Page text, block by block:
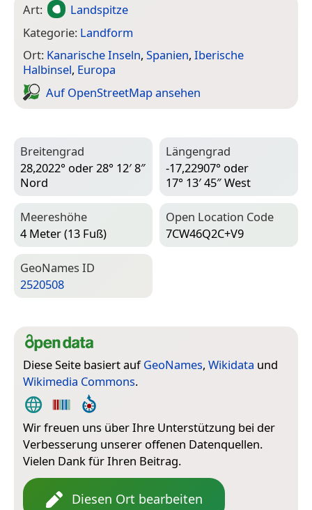
Art:
Landspitze
Kategorie: Landform
Ort: Kanarische Inseln, Spanien, Iberische
Halbinsel, Europa
Auf Open­Street­Map ansehen
Breitengrad
28,2022° oder 28° 12′ 8″
Nord
Längengrad
-17,22907° oder
17° 13′ 45″ West
Meereshöhe
4 Meter (13 Fuß)
Open Location Code
7CW46Q2C+V9
Geo­Names ID
2520508
Diese Seite basiert aufGeoNames, Wikidata und
Wikimedia Commons.
Wir freuen uns über Ihre Unterstützung bei der
Verbesserung unserer offenen Datenquellen.
Vielen Dank für Ihren Beitrag.
Diesen Ort bearbeiten